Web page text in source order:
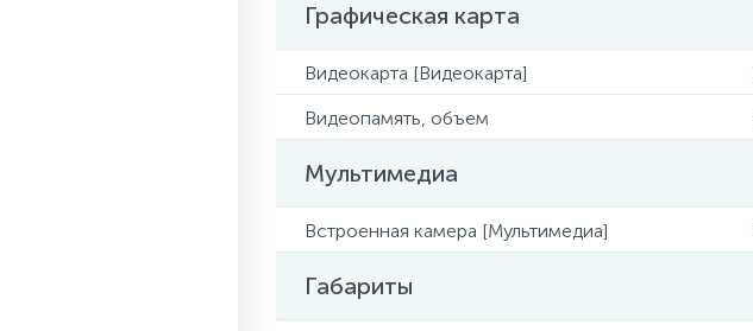
Графическая карта
Видеокарта [Видеокарта]
Видеопамять, объем
Мультимедиа
Встроенная камера [Мультимедиа]
Габариты